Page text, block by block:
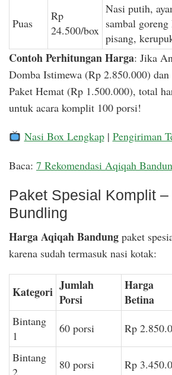
Puas
Rp
24.500/box
Nasi putih,
sambal
pisang,
Contoh Perhitungan Harga: Jika
Domba Istimewa (Rp 2.850.000)
Paket Hemat (Rp 1.500.000), total
untuk acara komplit 100 porsi!
Nasi Box Lengkap| Pengiriman
Baca: 7 Rekomendasi Aqiqah
Paket Spesial Komplit –
Bundling
Harga Aqiqah Bandung paket
karena sudah termasuk nasi kotak:
Kategori Jumlah
Porsi
Harga
Betina
Bintang
1
60 porsi Rp
Bintang
2
80 porsi Rp